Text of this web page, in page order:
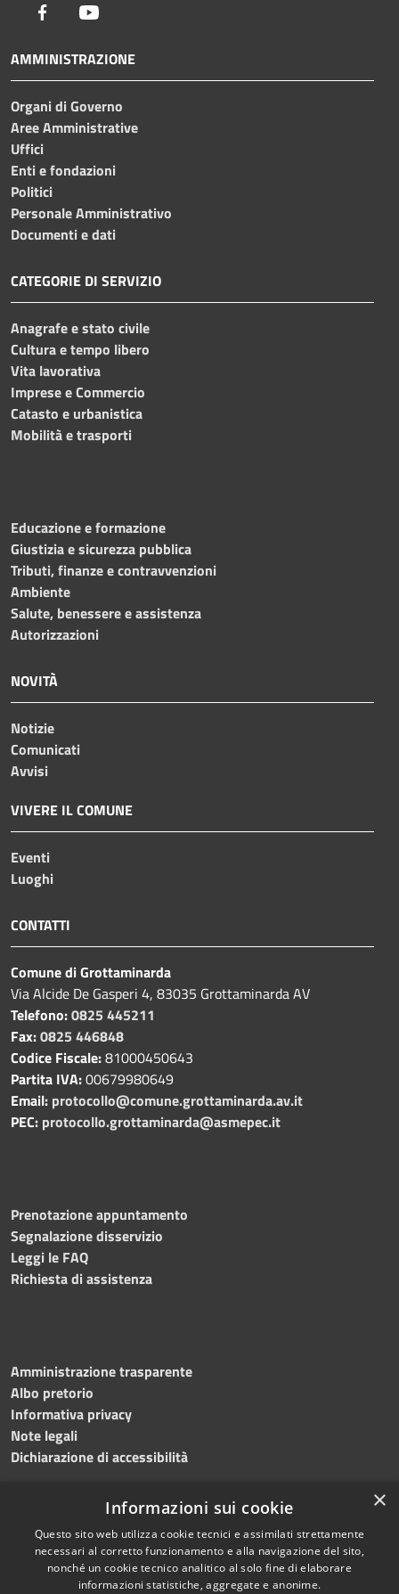
Facebook
AMMINISTRAZIONE
Organi di Governo
Aree Amministrative
Uffici
Enti e fondazioni
Politici
Personale Amministrativo
Documenti e dati
CATEGORIE DI SERVIZIO
Anagrafe e stato civile
Cultura e tempo libero
Vita lavorativa
Imprese e Commercio
Catasto e urbanistica
Mobilità e trasporti
Educazione e formazione
Giustizia e sicurezza pubblica
Tributi, finanze e contravvenzioni
Ambiente
Salute, benessere e assistenza
Autorizzazioni
NOVITÀ
Notizie
Comunicati
Avvisi
VIVERE IL COMUNE
Eventi
Luoghi
CONTATTI
Comune di Grottaminarda
Via Alcide De Gasperi 4, 83035 Grottaminarda AV
Telefono:0825 445211
Fax:0825 446848
Codice Fiscale:81000450643
Partita IVA:00679980649
Email: protocollo@comune.grottaminarda.av.it
PEC: protocollo.grottaminarda@asmepec.it
Prenotazione appuntamento
Segnalazione disservizio
Leggi le FAQ
Richiesta di assistenza
Amministrazione trasparente
Albo pretorio
Informativa privacy
Note legali
Dichiarazione di accessibilità
RSS
Accessibilità
Copyright © 2024 •
Comune diGrottaminarda
• Powered byMunicipium
×
Informazioni sui cookie
Questo sito web utilizza cookie tecnici e assimilati strettamente
necessari al corretto funzionamento e alla navigazione del sito,
nonché un cookie tecnico analitico al solo fine di elaborare
informazioni statistiche, aggregate e anonime.